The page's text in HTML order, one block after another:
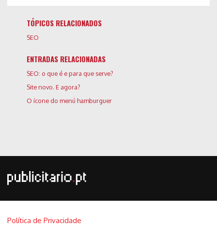
TÓPICOS RELACIONADOS
SEO
ENTRADAS RELACIONADAS
SEO: o que é e para que serve?
Site novo. E agora?
O ícone do menú hamburguer
Política de Privacidade